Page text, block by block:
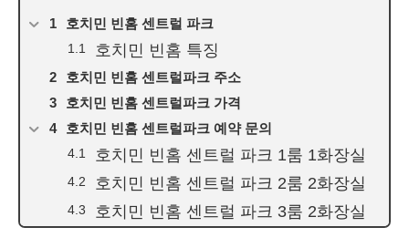
호치민 빈홈 센트럴 파크
호치민 빈홈 특징
호치민 빈홈 센트럴파크 주소
호치민 빈홈 센트럴파크 가격
호치민 빈홈 센트럴파크 예약 문의
호치민 빈홈 센트럴 파크 1룸 1화장실
호치민 빈홈 센트럴 파크 2룸 2화장실
호치민 빈홈 센트럴 파크 3룸 2화장실